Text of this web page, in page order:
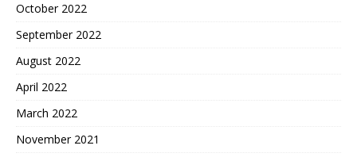
October 2022
September 2022
August 2022
April 2022
March 2022
November 2021